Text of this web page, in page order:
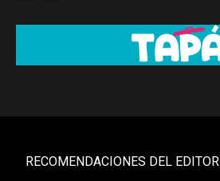
RECOMENDACIONES DEL EDITOR